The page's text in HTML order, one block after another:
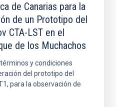
de Canarias para la
de un Prototipo del
CTA-LST en el
de los Muchachos
y condiciones
del prototipo del
para la observación de